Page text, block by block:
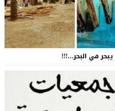
في البحر…!!!